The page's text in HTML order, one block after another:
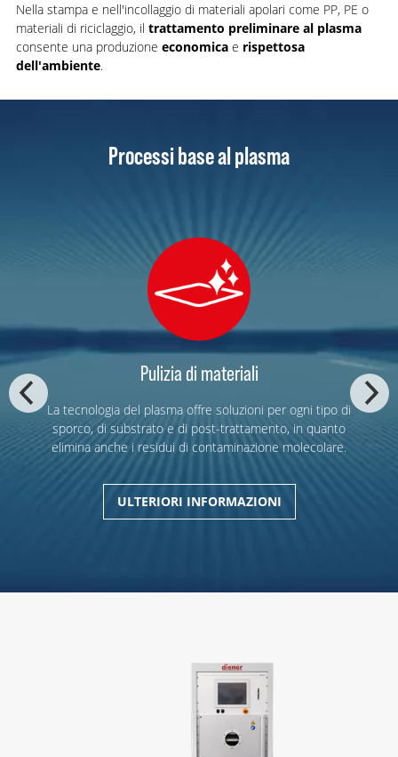
Nella stampa e nell'incollaggio di materiali apolari come PP, PE o
materiali di riciclaggio, il trattamento preliminare al plasma
consente una produzione economica e rispettosa
dell'ambiente.
Processi base al plasma
Pulizia di materiali
La tecnologia del plasma offre soluzioni per ogni tipo di
sporco, di substrato e di post-trattamento, in quanto
elimina anche i residui di contaminazione molecolare.
ULTERIORI INFORMAZIONI